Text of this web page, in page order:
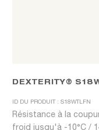
DEXTERITY®
ID DU PRODUIT : S18WTLFN
Résistance à la
froid jusqu'à -10°C /